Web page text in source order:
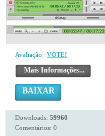
Avaliação: VOTE!
Mais Informações...
BAIXAR
Downloads: 59960
Comentários: 0